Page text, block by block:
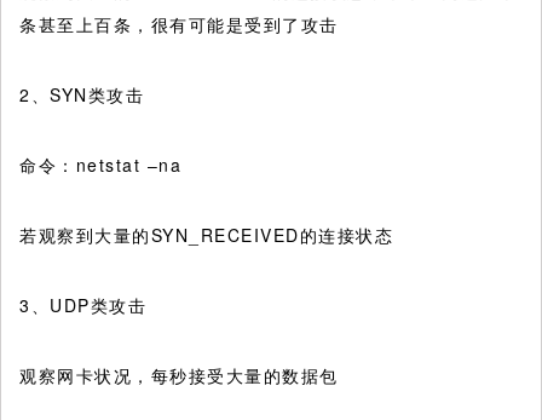
条甚至上百条，很有可能是受到了攻击
2、SYN类攻击
命令：netstat –na
若观察到大量的SYN_RECEIVED的连接状态
3、UDP类攻击
观察网卡状况，每秒接受大量的数据包